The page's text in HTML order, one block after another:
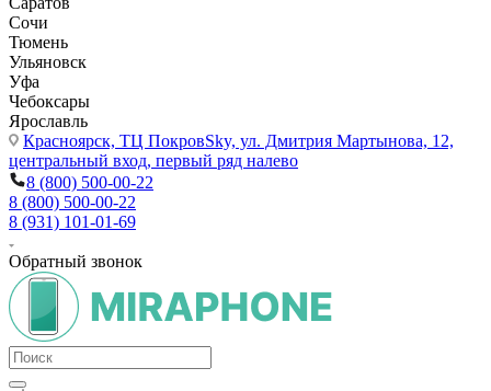
Сочи
Тюмень
Ульяновск
Уфа
Чебоксары
Ярославль
Красноярск, ТЦ ПокровSky, ул. Дмитрия Мартынова, 12,
центральный вход, первый ряд налево
8 (800) 500-00-22
8 (800) 500-00-22
8 (931) 101-01-69
Обратный звонок